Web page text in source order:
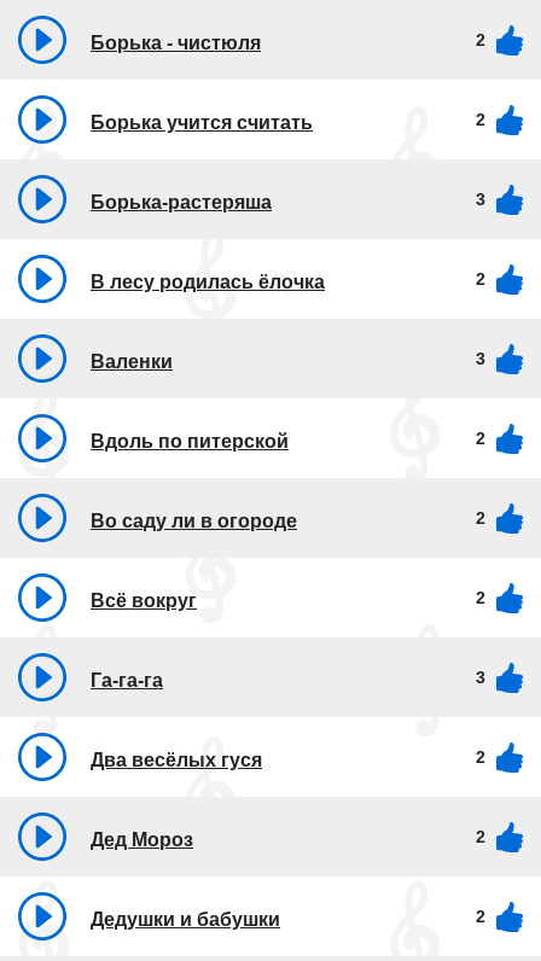
Борька - чистюля 2
Борька учится считать 2
Борька-растеряша 3
В лесу родилась ёлочка 2
Валенки 3
Вдоль по питерской 2
Во саду ли в огороде 2
Всё вокруг 2
Га-га-га 3
Два весёлых гуся 2
Дед Мороз 2
Дедушки и бабушки 2